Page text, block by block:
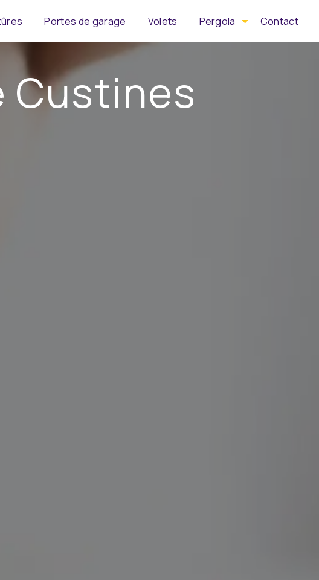
Portes de garage Volets Pergola Contact
Custines